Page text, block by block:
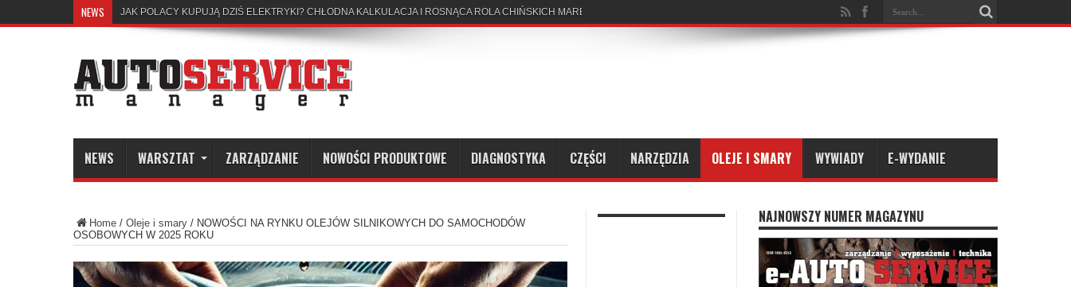
NEWS ERGONOMIA KONTRA MOMENT OBROTOWY
NEWS WARSZTAT ZARZĄDZANIE NOWOŚCI PRODUKTOWE DIAGNOSTYKA CZĘŚCI NARZĘDZIA OLEJE I SMARY WYWIADY E-WYDANIE
Home / Oleje i smary / NOWOŚCI NA RYNKU OLEJÓW SILNIKOWYCH DO SAMOCHODÓW
OSOBOWYCH W 2025 ROKU
NAJNOWSZY NUMER MAGAZYNU